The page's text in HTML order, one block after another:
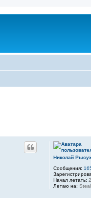
Николай
Сообщения:
Начал летать:
Летаю на: